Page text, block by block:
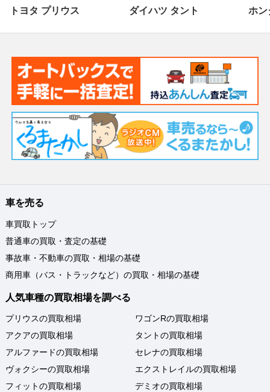
トヨタ プリウス ダイハツ タント ホン
車を売る
車買取トップ
普通車の買取・査定の基礎
事故車・不動車の買取・相場の基礎
商用車（バス・トラックなど）の買取・相場の基礎
人気車種の買取相場を調べる
プリウスの買取相場
アクアの買取相場
アルファードの買取相場
ヴォクシーの買取相場
フィットの買取相場
ワゴンRの買取相場
タントの買取相場
セレナの買取相場
エクストレイルの買取相場
デミオの買取相場